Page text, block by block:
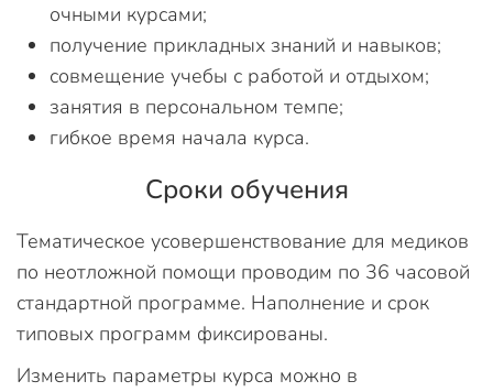
очными курсами;
получение прикладных знаний и навыков;
совмещение учебы с работой и отдыхом;
занятия в персональном темпе;
гибкое время начала курса.
Сроки обучения
Тематическое усовершенствование для медиков
по неотложной помощи проводим по 36 часовой
стандартной программе. Наполнение и срок
типовых программ фиксированы.
Изменить параметры курса можно в